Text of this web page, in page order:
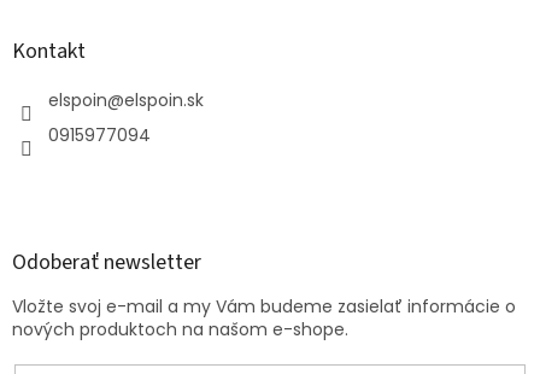
Kontakt
elspoin@elspoin.sk
0915977094
Odoberať newsletter
Vložte svoj e-mail a my Vám budeme zasielať informácie o
nových produktoch na našom e-shope.